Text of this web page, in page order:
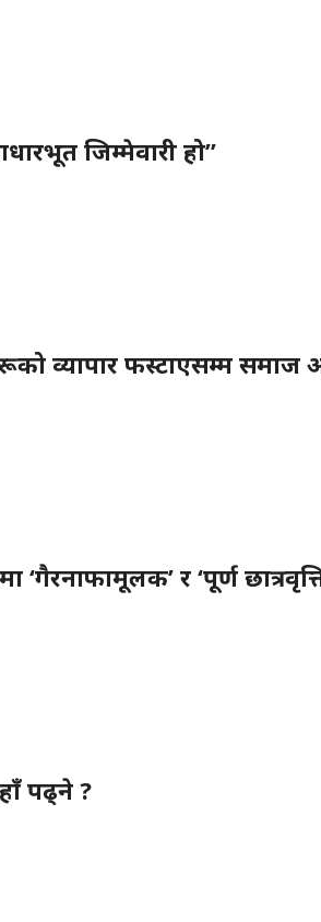
जिम्मेवारी हो”
व्यापार फस्टाएसम्म समाज
‘गैरनाफामूलक’ र ‘पूर्ण
पढ्ने ?